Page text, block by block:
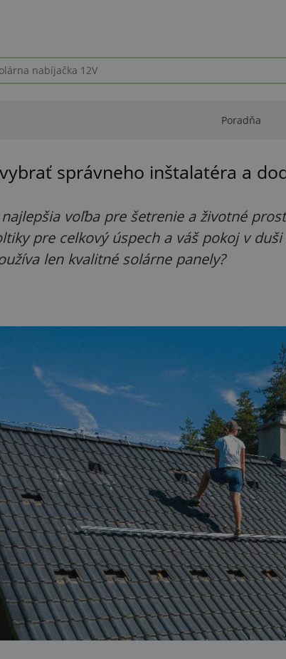
Poradňa
správneho inštalatéra a
voľba pre šetrenie a životné
pre celkový úspech a váš pokoj v
len kvalitné solárne panely?